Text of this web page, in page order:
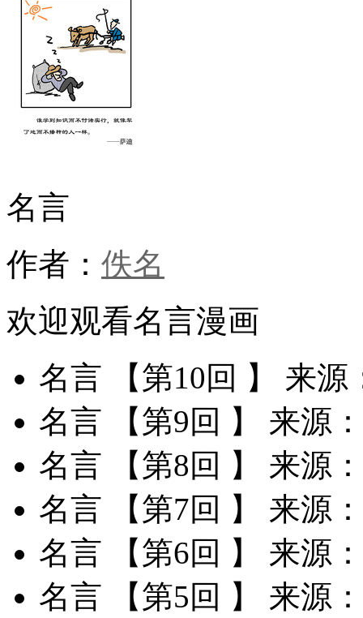
名言
作者： 佚名
欢迎观看名言漫画
名言 【第10回 】
来源
名言 【第9回 】
来源
名言 【第8回 】
来源
名言 【第7回 】
来源
名言 【第6回 】
来源
名言 【第5回 】
来源